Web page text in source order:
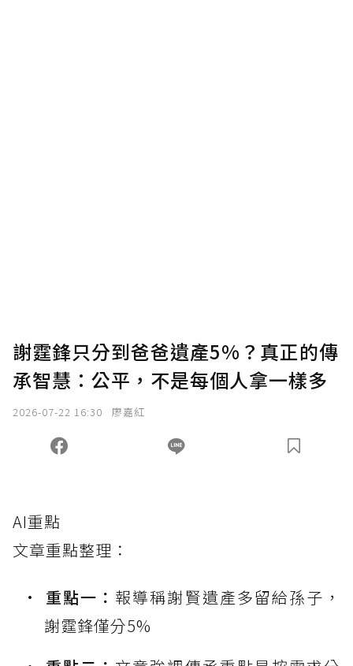
謝霆鋒只分到爸爸遺產5%？真正的傳
承智慧：公平，不是每個人拿一樣多
2026-07-22 16:30 廖嘉紅
AI重點
文章重點整理：
重點一： 報導稱謝賢遺產多留給孫子，
謝霆鋒僅分5%